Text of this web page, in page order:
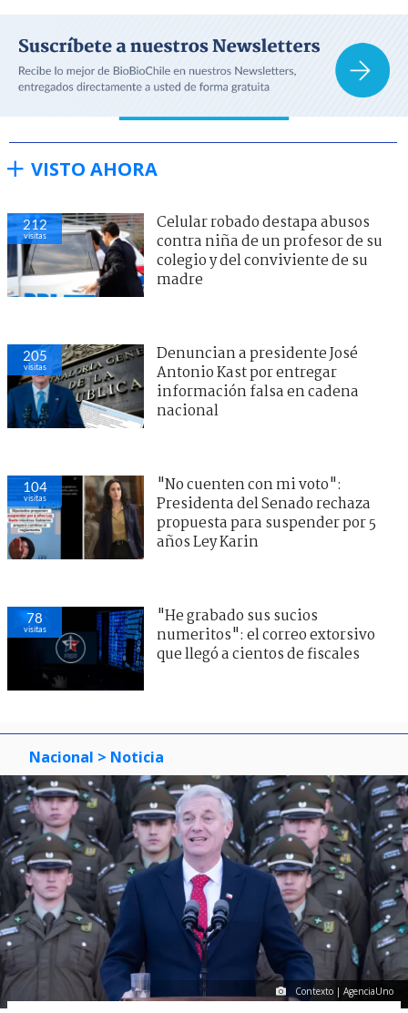
VISTO AHORA
212
visitas
Celular robado destapa abusos
contra niña de un profesor de su
colegio y del conviviente de su
madre
205
visitas
Denuncian a presidente José
Antonio Kast por entregar
información falsa en cadena
nacional
104
visitas
"No cuenten con mi voto":
Presidenta del Senado rechaza
propuesta para suspender por 5
años Ley Karin
78
visitas
"He grabado sus sucios
numeritos": el correo extorsivo
que llegó a cientos de fiscales
Nacional > Noticia
Contexto | AgenciaUno